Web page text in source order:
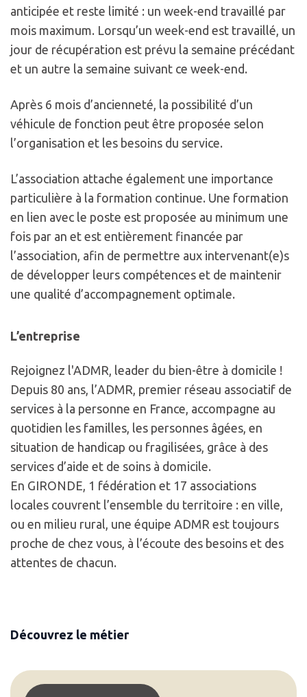
anticipée et reste limité : un week-end travaillé par
mois maximum. Lorsqu’un week-end est travaillé, un
jour de récupération est prévu la semaine précédant
et un autre la semaine suivant ce week-end.
Après 6 mois d’ancienneté, la possibilité d’un
véhicule de fonction peut être proposée selon
l’organisation et les besoins du service.
L’association attache également une importance
particulière à la formation continue. Une formation
en lien avec le poste est proposée au minimum une
fois par an et est entièrement financée par
l’association, afin de permettre aux intervenant(e)s
de développer leurs compétences et de maintenir
une qualité d’accompagnement optimale.
L’entreprise
Rejoignez l'ADMR, leader du bien-être à domicile !
Depuis 80 ans, l’ADMR, premier réseau associatif de
services à la personne en France, accompagne au
quotidien les familles, les personnes âgées, en
situation de handicap ou fragilisées, grâce à des
services d’aide et de soins à domicile.
En GIRONDE, 1 fédération et 17 associations
locales couvrent l’ensemble du territoire : en ville,
ou en milieu rural, une équipe ADMR est toujours
proche de chez vous, à l’écoute des besoins et des
attentes de chacun.
Découvrez le métier